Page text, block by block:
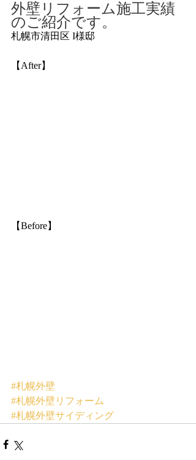
外壁リフォーム施工実績
のご紹介です。
札幌市清田区 I様邸
【After】
【Before】
#札幌外壁
#札幌外壁リフォーム
#札幌外壁サイディング